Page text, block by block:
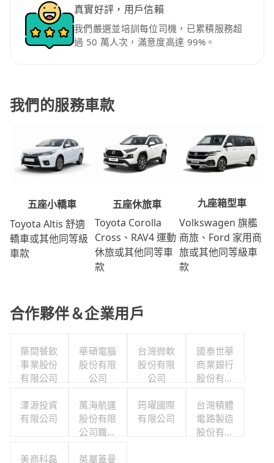
真實好評，用戶信賴
我們嚴選並培訓每位司機，已累積服務超
過 50 萬人次，滿意度高達 99%。
我們的服務車款
五座小轎車
Toyota Altis 舒適
轎車或其他同等級
車款
五座休旅車
Toyota Corolla
Cross、RAV4 運動
休旅或其他同等車
款
九座箱型車
Volkswagen 旗艦
商旅、Ford 家用商
旅或其他同等級車
款
合作夥伴＆企業用戶
築間餐飲
事業股份
有限公司
華碩電腦
股份有限
公司
台灣微軟
股份有限
公司
國泰世華
商業銀行
股份有限
澤源投資
有限公司
萬海航運
股份有限
公司職工
會
筠曜國際
有限公司
台灣積體
電路製造
股份有限
美商科磊
英屬蓋曼